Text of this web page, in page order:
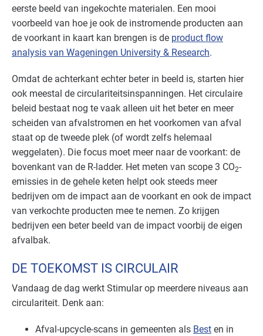
eerste beeld van ingekochte materialen. Een mooi
voorbeeld van hoe je ook de instromende producten aan
de voorkant in kaart kan brengen is de product flow
analysis van Wageningen University & Research.
Omdat de achterkant echter beter in beeld is, starten hier
ook meestal de circulariteitsinspanningen. Het circulaire
beleid bestaat nog te vaak alleen uit het beter en meer
scheiden van afvalstromen en het voorkomen van afval
staat op de tweede plek (of wordt zelfs helemaal
weggelaten). Die focus moet meer naar de voorkant: de
bovenkant van de R-ladder. Het meten van scope 3 CO2-
emissies in de gehele keten helpt ook steeds meer
bedrijven om de impact aan de voorkant en ook de impact
van verkochte producten mee te nemen. Zo krijgen
bedrijven een beter beeld van de impact voorbij de eigen
afvalbak.
DE TOEKOMST IS CIRCULAIR
Vandaag de dag werkt Stimular op meerdere niveaus aan
circulariteit. Denk aan:
Afval-upcycle-scans in gemeenten als Best en in